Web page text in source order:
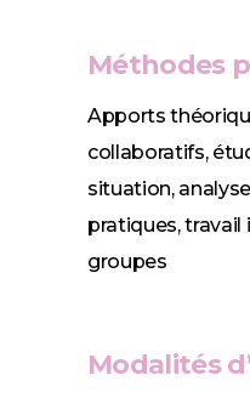
Méthodes
Apports
collaboratifs,
situation,
pratiques, travail
groupes
Modalités